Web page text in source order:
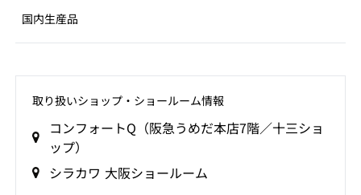
国内生産品
取り扱いショップ‧ショールーム情報
コンフォートQ（阪急うめだ本店7階／十三ショ
ップ）
シラカワ 大阪ショールーム